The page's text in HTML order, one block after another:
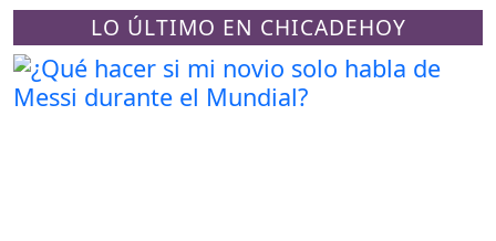
LO ÚLTIMO EN CHICADEHOY